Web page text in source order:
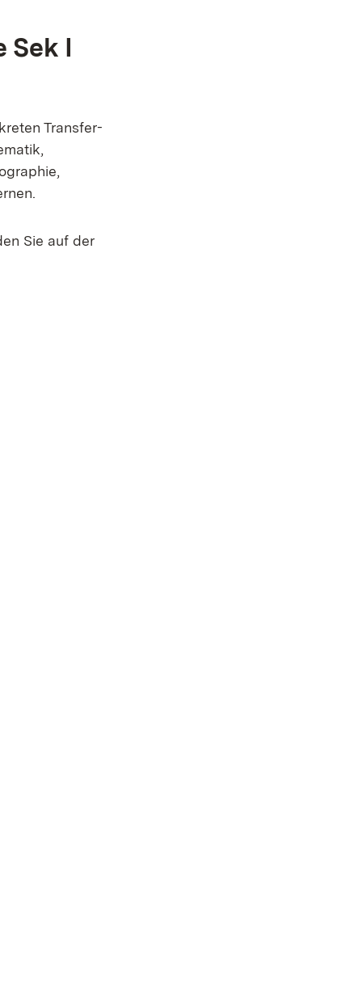
Sek I
Transfer-
Sie auf der